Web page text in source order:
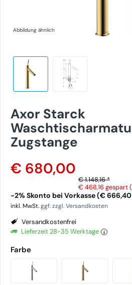
Abbildung ähnlich
Axor Starck
Zugstange
€ 680,00
€ 1.148,16 *
€ 468,16gespart
-2% Skonto bei Vorkasse (€
inkl. MwSt.ggf. zzgl. Versandkosten
Versandkostenfrei
Lieferzeit 28-35 Werktage
Farbe